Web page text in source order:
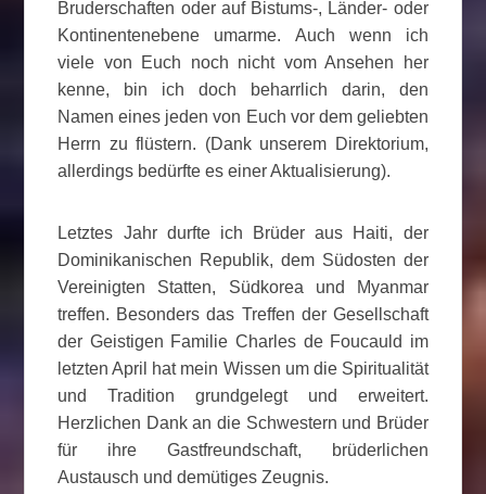
Bruderschaften oder auf Bistums-, Länder- oder
Kontinentenebene umarme. Auch wenn ich
viele von Euch noch nicht vom Ansehen her
kenne, bin ich doch beharrlich darin, den
Namen eines jeden von Euch vor dem geliebten
Herrn zu flüstern. (Dank unserem Direktorium,
allerdings bedürfte es einer Aktualisierung).
Letztes Jahr durfte ich Brüder aus Haiti, der
Dominikanischen Republik, dem Südosten der
Vereinigten Statten, Südkorea und Myanmar
treffen. Besonders das Treffen der Gesellschaft
der Geistigen Familie Charles de Foucauld im
letzten April hat mein Wissen um die Spiritualität
und Tradition grundgelegt und erweitert.
Herzlichen Dank an die Schwestern und Brüder
für ihre Gastfreundschaft, brüderlichen
Austausch und demütiges Zeugnis.